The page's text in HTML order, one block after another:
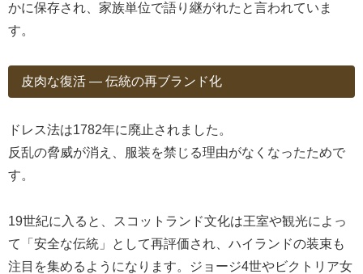
かに保存され、家族単位で語り継がれたと言われていま
す。
皮肉な復活 ― 伝統の再ブランド化
ドレス法は1782年に廃止されました。
反乱の脅威が消え、服装を禁じる理由がなくなったためで
す。
19世紀に入ると、スコットランド文化は王室や観光によっ
て「安全な伝統」として再評価され、ハイランドの装束も
注目を集めるようになります。ジョージ4世やビクトリア女